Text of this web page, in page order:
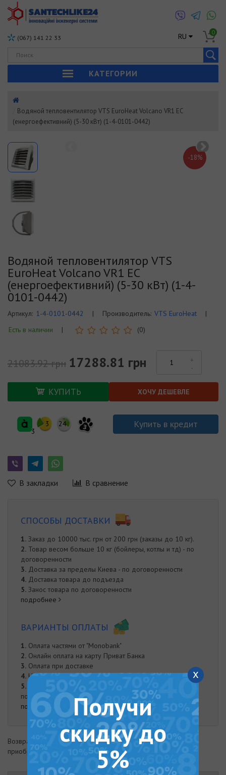
(067) 141 22 33 RU 0
КАТЕГОРИИ
Водяной тепловентилятор VTS EuroHeat Volcano VR1 ЕС
(енергоефективний) (5-30 кВт) (1-4-0101-0442)
-18%
Водяной тепловентилятор VTS
EuroHeat Volcano VR1 ЕС
(енергоефективний) (5-30 кВт) (1-4-
0101-0442)
Артикул: 1-4-0101-0442 | Производитель: VTS EuroHeat
|
Есть в наличии
| (0)
21083.92 грн 17288.81 грн
КУПИТЬ ХОЧУ ДЕШЕВЛЕ
3
3 24 3 Купить в кредит
В закладки В сравнение
СПОСОБЫ ДОСТАВКИ
1. Заказ до 10000 тыс. грн от 200 грн (заказы до 10 кг).
2. Товар весом больше 10 кг (бойлеры, котлы и тд) - по
договоренности
3. Доставка за пределы Киева - по договоренности
4. Доставка товара до подъезда
5. Занос товара по договоренности
подробнее
ВАРИАНТЫ ОПЛАТЫ
1. Оплата частями от "Monobank"
2. Онлайн оплата на карту Приват Банка
3. Оплата при доставке
4. Наложенный платеж
5.
Оплата наличными. Наличная оплата возможна при
получении заказа курьером либо в нашем офисе.
подробнее
Возврат товара возможен в течение 14 дней с момента
приобретения
x
Получи
скидку до
5%